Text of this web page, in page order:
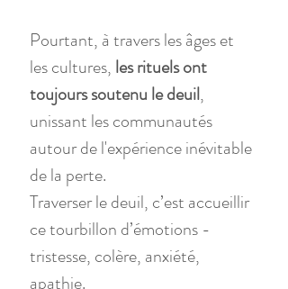
Pourtant, à travers les âges et
les cultures, les rituels ont
toujours soutenu le deuil,
unissant les communautés
autour de l'expérience inévitable
de la perte.
Traverser le deuil, c’est accueillir
ce tourbillon d’émotions -
tristesse, colère, anxiété,
apathie.